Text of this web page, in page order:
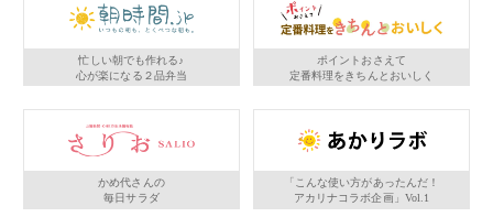
忙しい朝でも作れる♪
心が楽になる２品弁当
ポイントおさえて
定番料理をきちんとおいしく
かめ代さんの
毎日サラダ
「こんな使い方があったんだ！
アカリナコラボ企画」Vol.1